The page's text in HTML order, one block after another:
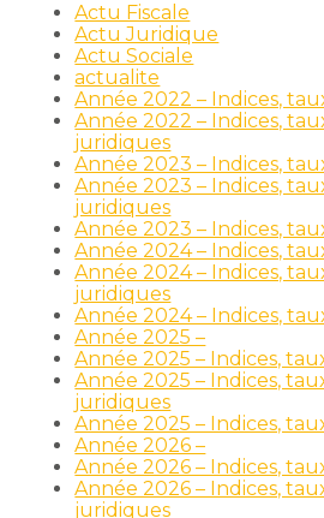
Actu Fiscale
Actu Juridique
Actu Sociale
actualite
Année 2022 – Indices,
Année 2022 – Indices,
juridiques
Année 2023 – Indices,
Année 2023 – Indices,
juridiques
Année 2023 – Indices,
Année 2024 – Indices,
Année 2024 – Indices,
juridiques
Année 2024 – Indices,
Année 2025 –
Année 2025 – Indices,
Année 2025 – Indices,
juridiques
Année 2025 – Indices,
Année 2026 –
Année 2026 – Indices,
Année 2026 – Indices,
juridiques